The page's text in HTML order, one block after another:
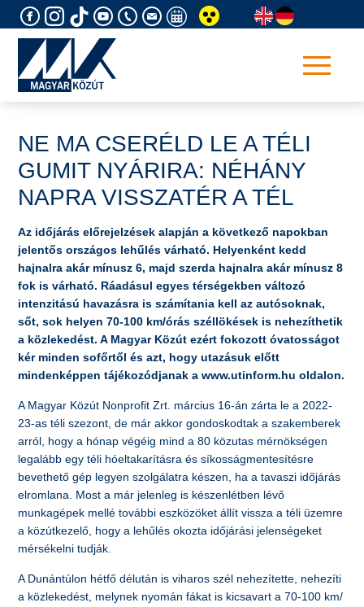
to
NE MA CSERÉLD LE A TÉLI
GUMIT NYÁRIRA: NÉHÁNY
NAPRA VISSZATÉR A TÉL
Az időjárás előrejelzések alapján a következő napokban
jelentős országos lehűlés várható. Helyenként kedd
hajnalra akár mínusz 6, majd szerda hajnalra akár mínusz 8
fok is várható. Ráadásul egyes térségekben változó
intenzitású havazásra is számítania kell az autósoknak,
sőt, sok helyen 70-100 km/órás széllökések is nehezíthetik
a közlekedést. A Magyar Közút ezért fokozott óvatosságot
kér minden sofőrtől és azt, hogy utazásuk előtt
mindenképpen tájékozódjanak a www.utinform.hu oldalon.
A Magyar Közút Nonprofit Zrt. március 16-án zárta le a 2022-
23-as téli szezont, de már akkor gondoskodtak a szakemberek
arról, hogy a hónap végéig mind a 80 közutas mérnökségen
legalább egy téli hóeltakarításra és síkosságmentesítésre
bevethető gép legyen szolgálatra készen, ha a tavaszi időjárás
elromlana. Most a már jelenleg is készenlétben lévő
munkagépek mellé további eszközöket állít vissza a téli üzemre
a közútkezelő, hogy a lehűlés okozta időjárási jelenségeket
mérsékelni tudják.
A Dunántúlon hétfő délután is viharos szél nehezítette, nehezíti
a közlekedést, melynek nyomán fákat is kicsavart a 70-100 km/